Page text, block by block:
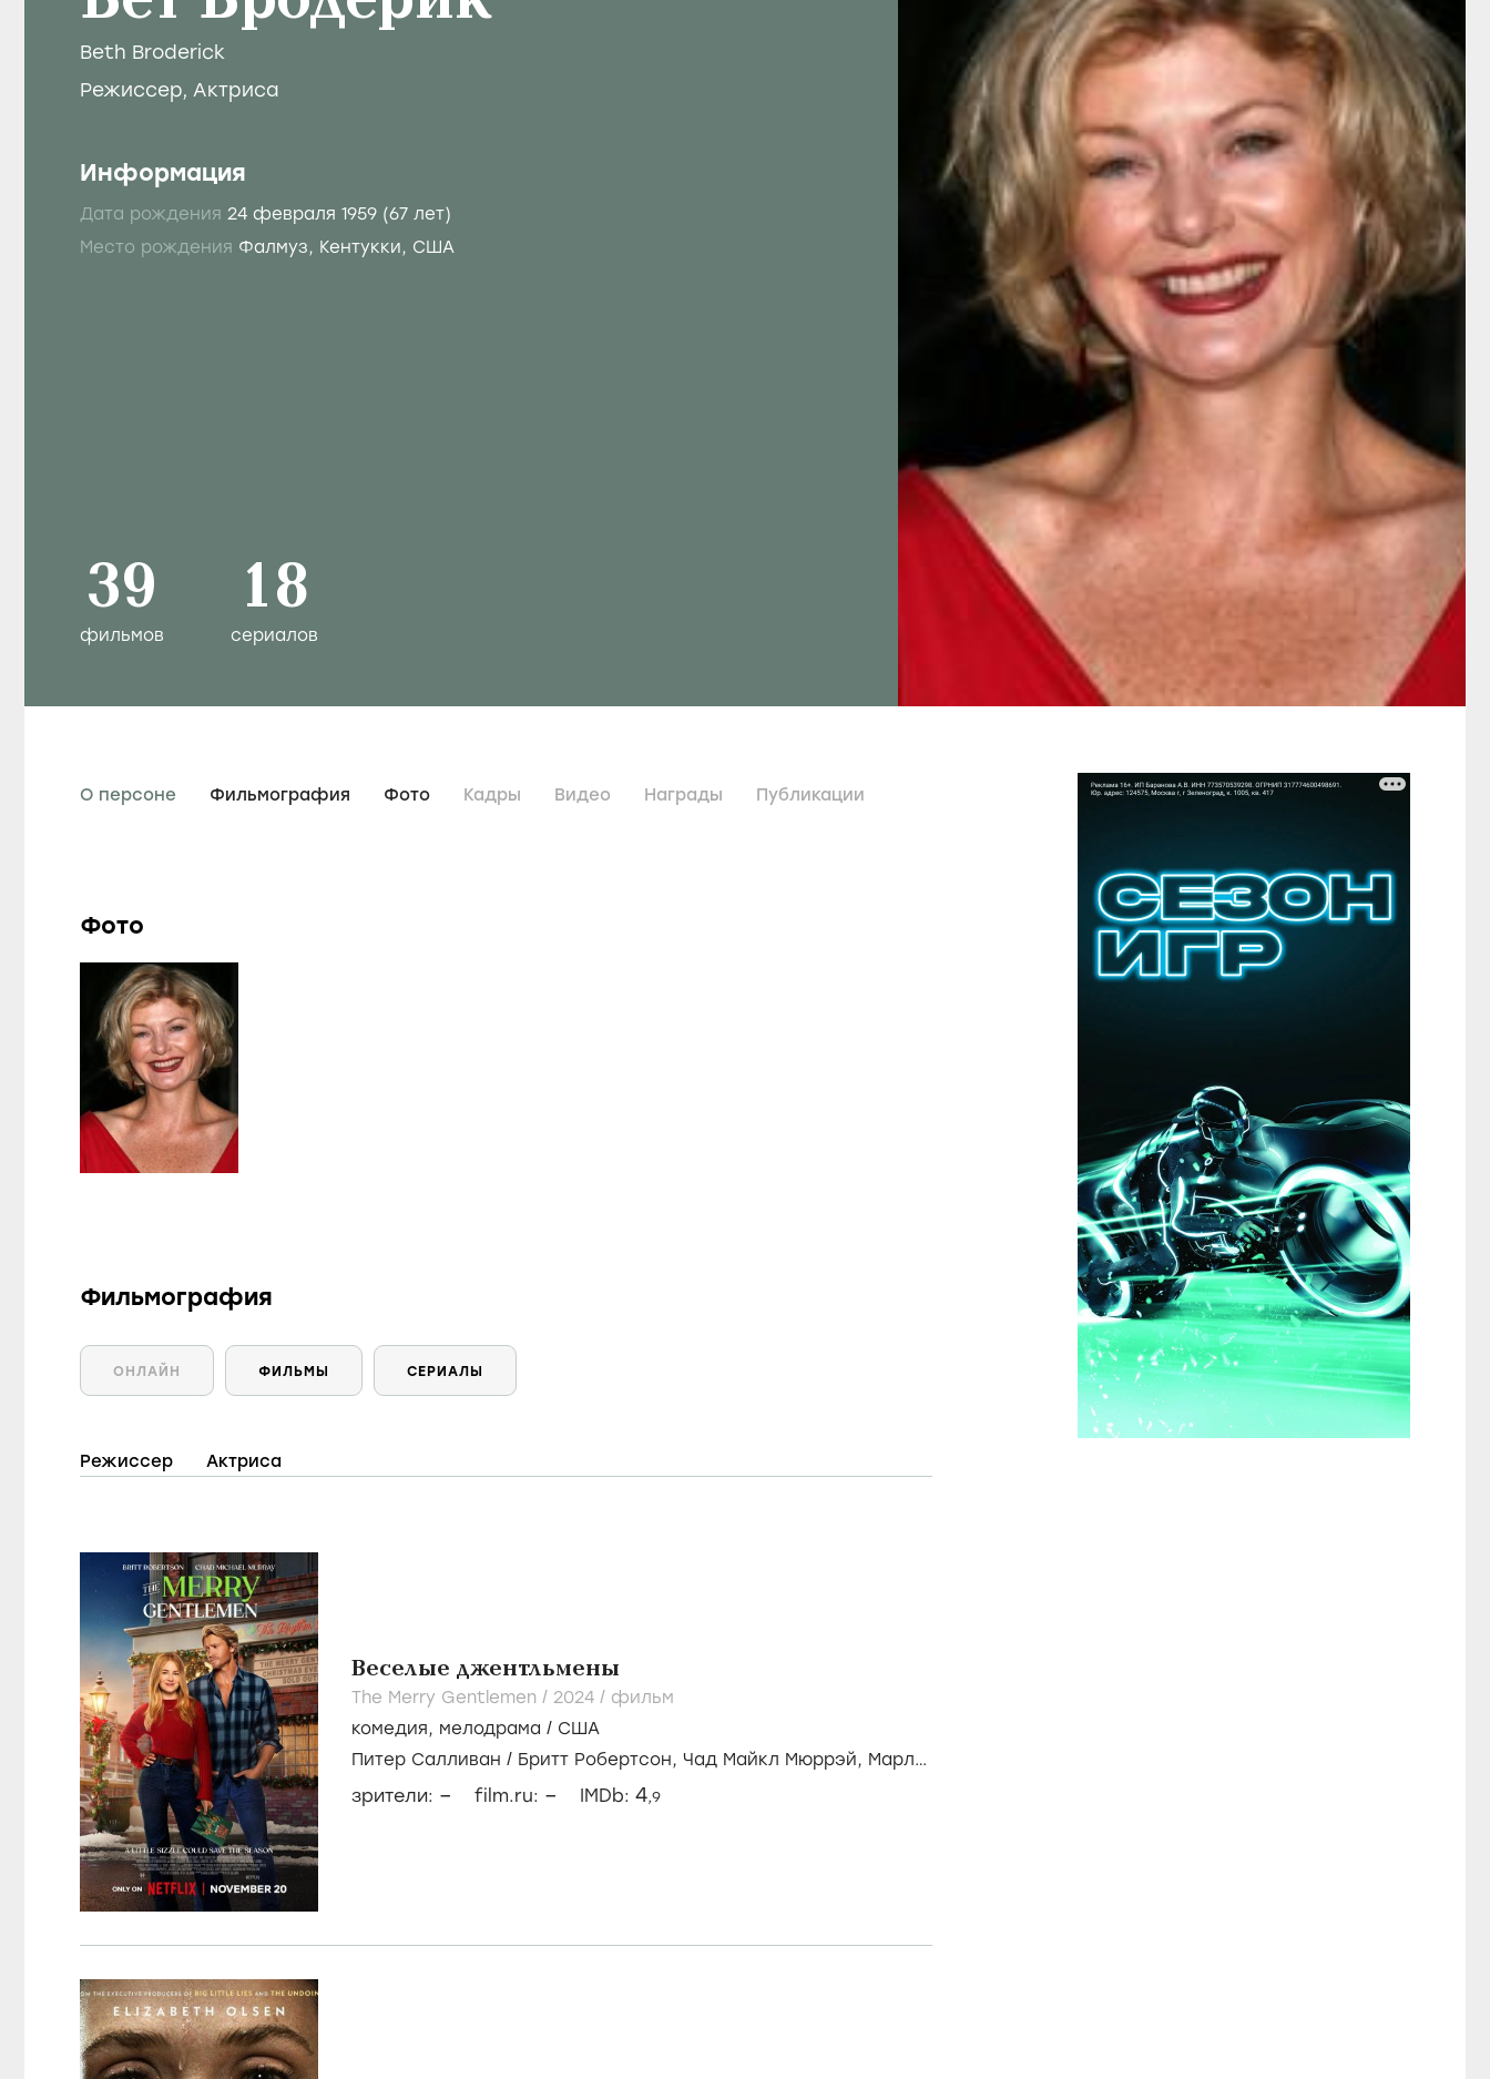
Beth Broderick
Режиссер, Актриса
Информация
Дата рождения 24 февраля 1959 (67 лет)
Место рождения Фалмуз, Кентукки, США
39
фильмов
18
сериалов
О персоне Фильмография Фото Кадры Видео Награды Публикации
Фото
Фильмография
ОНЛАЙН ФИЛЬМЫ СЕРИАЛЫ
Режиссер Актриса
Веселые джентльмены
The Merry Gentlemen / 2024 / фильм
комедия, мелодрама / США
Питер Салливан / Бритт Робертсон, Чад Майкл Мюррэй, Марла
зрители: – film.ru: – IMDb: 4,9